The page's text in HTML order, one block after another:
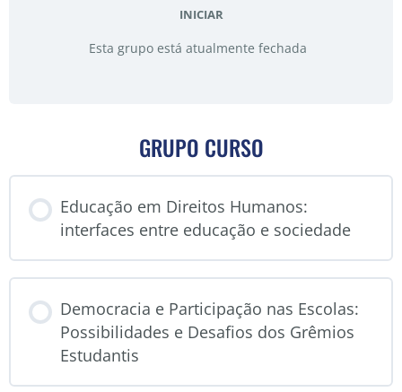
INICIAR
Esta grupo está atualmente fechada
GRUPO CURSO
Educação em Direitos Humanos:
interfaces entre educação e sociedade
0% COMPLETO
Democracia e Participação nas Escolas:
Possibilidades e Desafios dos Grêmios
Estudantis